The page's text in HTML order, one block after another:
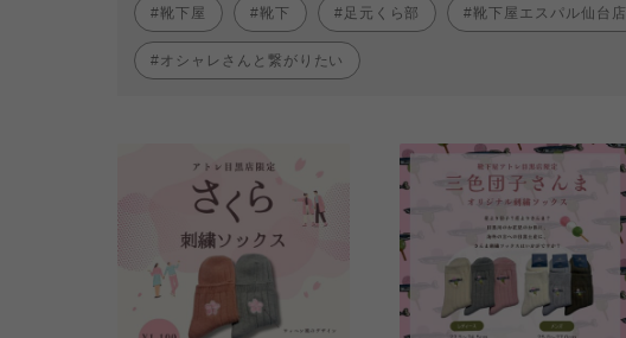
靴下屋 靴下 足元くら部 靴下屋エスパル仙台店
オシャレさんと繋がりたい